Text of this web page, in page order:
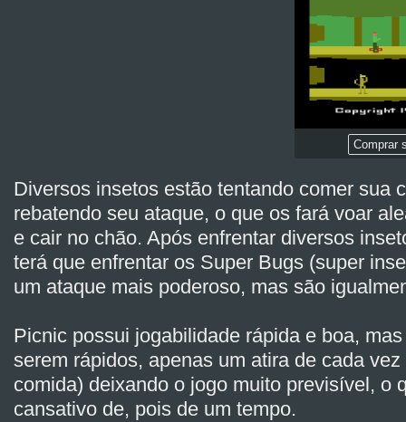
Comprar
Diversos insetos estão tentando comer sua
rebatendo seu ataque, o que os fará voar
e cair no chão. Após enfrentar diversos
terá que enfrentar os Super Bugs (super
um ataque mais poderoso, mas são
Picnic possui jogabilidade rápida e boa,
serem rápidos, apenas um atira de cada
comida) deixando o jogo muito previsível, o
cansativo de, pois de um tempo.